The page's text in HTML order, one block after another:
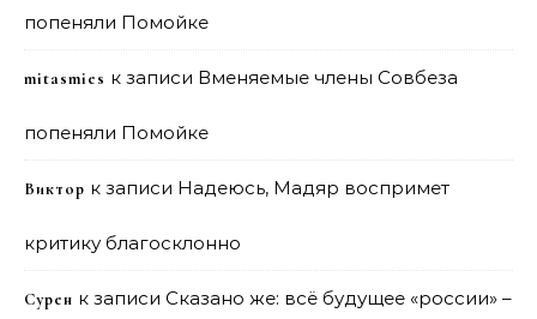
попеняли Помойке
mitasmies к записи Вменяемые члены Совбеза
попеняли Помойке
Виктор к записи Надеюсь, Мадяр воспримет
критику благосклонно
Сурен к записи Сказано же: всё будущее «россии» –